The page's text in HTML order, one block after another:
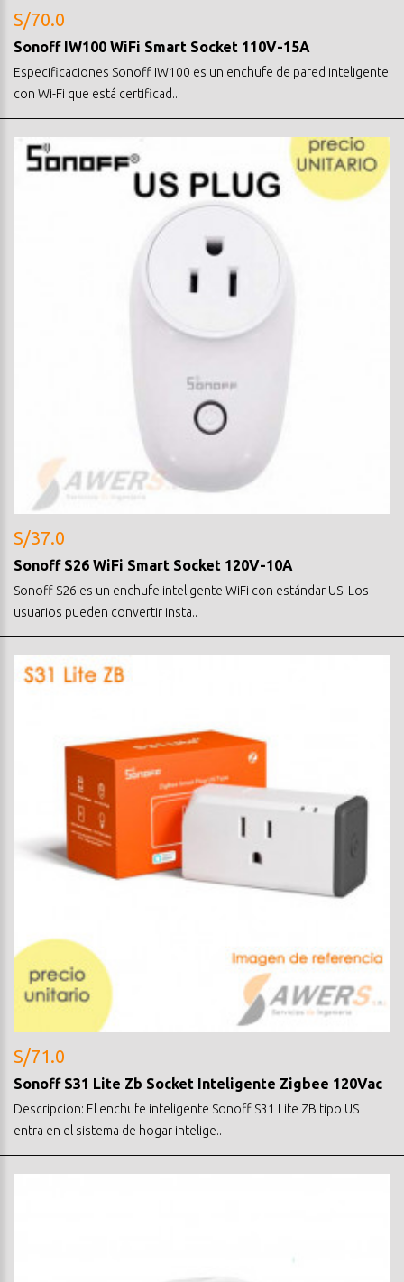
S/70.0
Sonoff IW100 WiFi Smart Socket 110V-15A
Especificaciones Sonoff IW100 es un enchufe de pared inteligente
con Wi-Fi que está certificad..
S/37.0
Sonoff S26 WiFi Smart Socket 120V-10A
Sonoff S26 es un enchufe inteligente WiFi con estándar US. Los
usuarios pueden convertir insta..
S/71.0
Sonoff S31 Lite Zb Socket Inteligente Zigbee 120Vac
Descripcion: El enchufe inteligente Sonoff S31 Lite ZB tipo US
entra en el sistema de hogar intelige..